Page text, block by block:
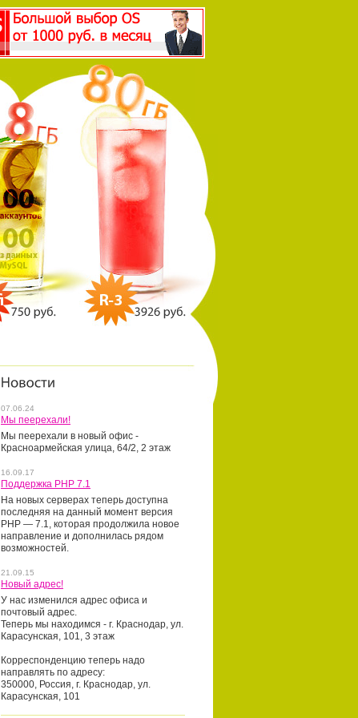
07.06.24
Мы пеерехали!
Мы пеерехали в новый офис -
Красноармейская улица, 64/2, 2 этаж
16.09.17
Поддержка PHP 7.1
На новых серверах теперь доступна
последняя на данный момент версия
PHP — 7.1, которая продолжила новое
направление и дополнилась рядом
возможностей.
21.09.15
Новый адрес!
У нас изменился адрес офиса и
почтовый адрес.
Теперь мы находимся - г. Краснодар, ул.
Карасунская, 101, 3 этаж
Корреспонденцию теперь надо
направлять по адресу:
350000, Россия, г. Краснодар, ул.
Карасунская, 101